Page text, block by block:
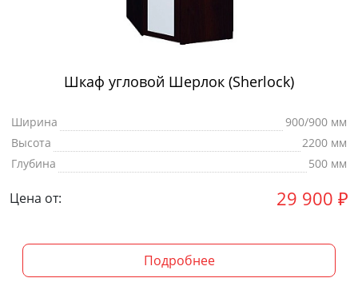
Шкаф угловой Шерлок (Sherlock)
Ширина
900/900 мм
Высота
2200 мм
Глубина
500 мм
Цена от: 29 900 ₽
Подробнее